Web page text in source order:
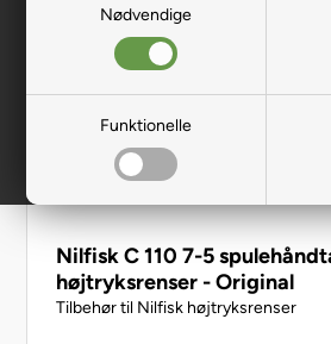
Nødvendige
Funktionelle
Nilfisk C 110 7-5
højtryksrenser - Original
Tilbehør til Nilfisk højtryksrenser